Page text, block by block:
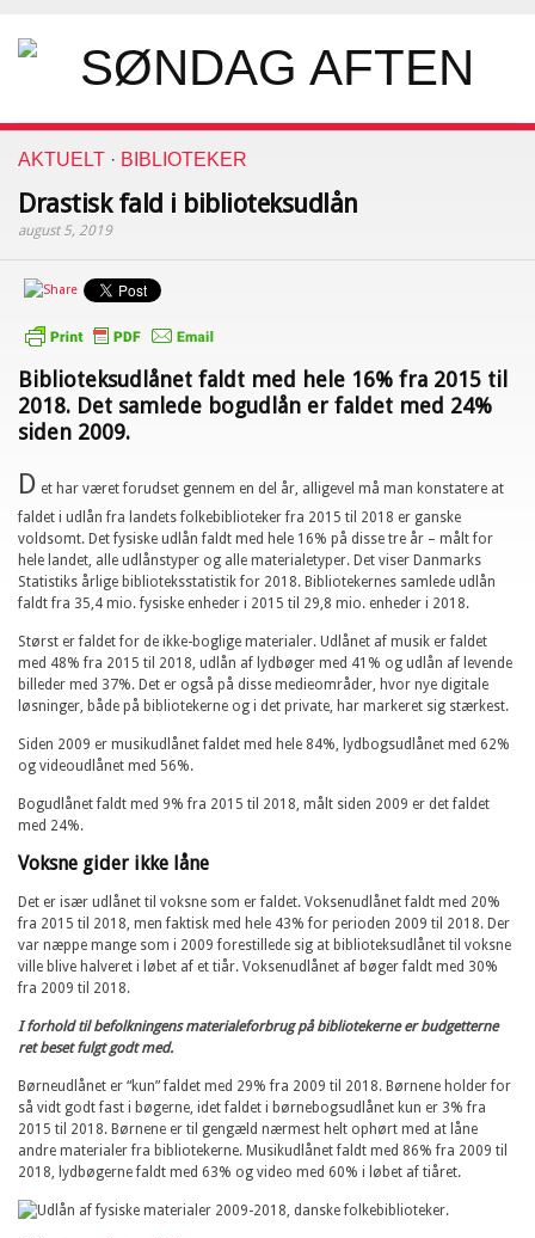
AKTUELT · BIBLIOTEKER
Drastisk fald i biblioteksudlån
august 5, 2019
Biblioteksudlånet faldt med hele 16% fra 2015 til
2018. Det samlede bogudlån er faldet med 24%
siden 2009.
D et har været forudset gennem en del år, alligevel må man konstatere at
faldet i udlån fra landets folkebiblioteker fra 2015 til 2018 er ganske
voldsomt. Det fysiske udlån faldt med hele 16% på disse tre år – målt for
hele landet, alle udlånstyper og alle materialetyper. Det viser Danmarks
Statistiks årlige biblioteksstatistik for 2018. Bibliotekernes samlede udlån
faldt fra 35,4 mio. fysiske enheder i 2015 til 29,8 mio. enheder i 2018.
Størst er faldet for de ikke-boglige materialer. Udlånet af musik er faldet
med 48% fra 2015 til 2018, udlån af lydbøger med 41% og udlån af levende
billeder med 37%. Det er også på disse medieområder, hvor nye digitale
løsninger, både på bibliotekerne og i det private, har markeret sig stærkest.
Siden 2009 er musikudlånet faldet med hele 84%, lydbogsudlånet med 62%
og videoudlånet med 56%.
Bogudlånet faldt med 9% fra 2015 til 2018, målt siden 2009 er det faldet
med 24%.
Voksne gider ikke låne
Det er især udlånet til voksne som er faldet. Voksenudlånet faldt med 20%
fra 2015 til 2018, men faktisk med hele 43% for perioden 2009 til 2018. Der
var næppe mange som i 2009 forestillede sig at biblioteksudlånet til voksne
ville blive halveret i løbet af et tiår. Voksenudlånet af bøger faldt med 30%
fra 2009 til 2018.
I forhold til befolkningens materialeforbrug på bibliotekerne er budgetterne
ret beset fulgt godt med.
Børneudlånet er “kun” faldet med 29% fra 2009 til 2018. Børnene holder for
så vidt godt fast i bøgerne, idet faldet i børnebogsudlånet kun er 3% fra
2015 til 2018. Børnene er til gengæld nærmest helt ophørt med at låne
andre materialer fra bibliotekerne. Musikudlånet faldt med 86% fra 2009 til
2018, lydbøgerne faldt med 63% og video med 60% i løbet af tiåret.